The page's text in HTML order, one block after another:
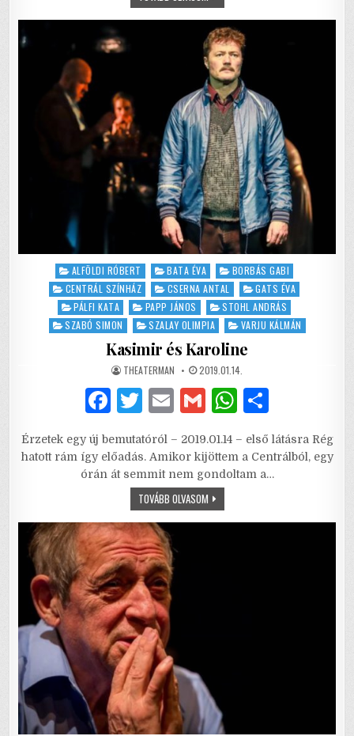
o
k
p
KETTŐ,
Posted
in
ALFÖLDI RÓBERT BATA ÉVA
BORBÁS GABI
CENTRÁL SZÍNHÁZ
CSERNA ANTAL
GATS ÉVA
PÁLFI KATA
PAPP JÁNOS
STOHL ANDRÁS
SZABÓ SIMON
SZALAY OLIMPIA VARJU KÁLMÁN
Kasimir és Karoline
AUTHOR:
THEATERMAN PUBLISHED
DATE:
2019.01.14.
F
c
e
o
o
k
T
it
te
r
E
ai
l
G
ai
l
W
at
s
p
ar
Érzetek egy új bemutatóról – 2019.01.14 – első látásra Rég
hatott rám így előadás. Amikor kijöttem a Centrálból, egy
órán át semmit nem gondoltam a…
TOVÁBB OLVASOMKASIMIR
ÉS
KAROLINE